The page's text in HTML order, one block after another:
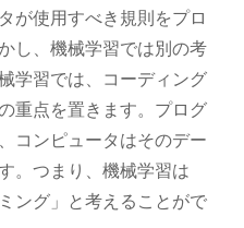
が使用すべき規則をプロ
し、機械学習では別の考
学習では、コーディング
重点を置きます。プログ
コンピュータはそのデー
。つまり、機械学習は
ング」と考えることがで